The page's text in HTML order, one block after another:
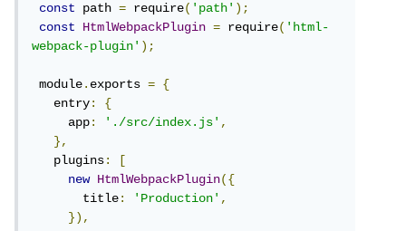
const path = require('path');
const
HtmlWebpackPlugin = require('html-
webpack-plugin');
module.exports =
{
   entry
:
{
     app
: './src/index.js',
},
   plugins
:
[
new
HtmlWebpackPlugin({
       title
: 'Production',
}),